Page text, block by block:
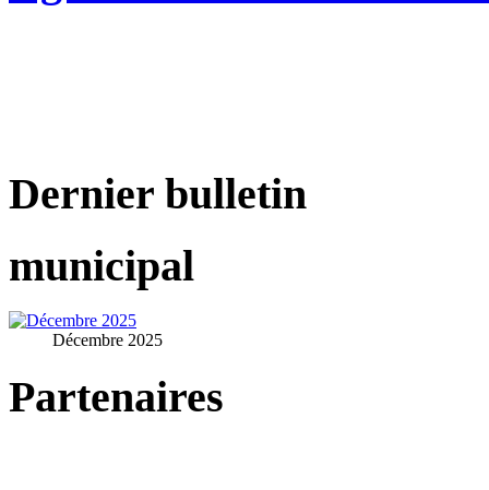
Dernier bulletin
municipal
Décembre 2025
Partenaires